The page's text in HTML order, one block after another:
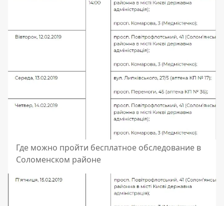
Где можно пройти бесплатное обследование в
Соломенском районе